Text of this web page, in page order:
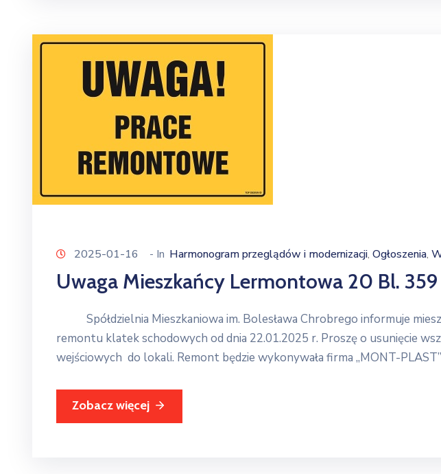
2025-01-16 - In Harmonogram przeglądów i modernizacji‚ Ogłoszenia‚
Uwaga Mieszkańcy Lermontowa 20 Bl. 359
Spółdzielnia Mieszkaniowa im. Bolesława Chrobrego informuje
remontu klatek schodowych od dnia 22.01.2025 r. Proszę o usunięcie
wejściowych do lokali. Remont będzie wykonywała firma ,,MONT-
Zobacz więcej